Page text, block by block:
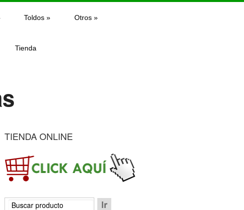
Toldos » Otros»
Tienda
TIENDA ONLINE